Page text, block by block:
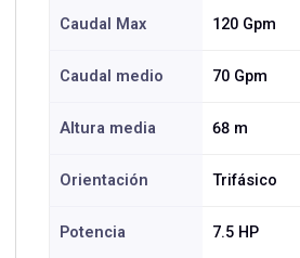
Caudal Max 120 Gpm
Caudal medio 70 Gpm
Altura media 68 m
Orientación Trifásico
Potencia 7.5 HP